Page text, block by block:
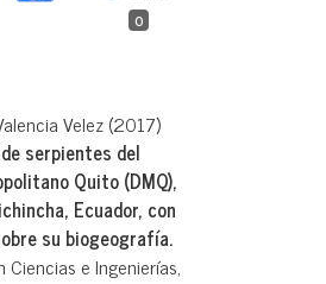
0
Velez(2017)
serpientes del
Quito (DMQ),
Ecuador, con
su biogeografía.
Ciencias e Ingenierías,